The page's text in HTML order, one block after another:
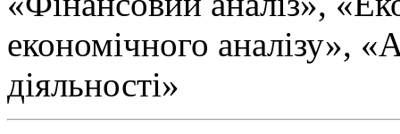
економічного аналізу»,
діяльності»